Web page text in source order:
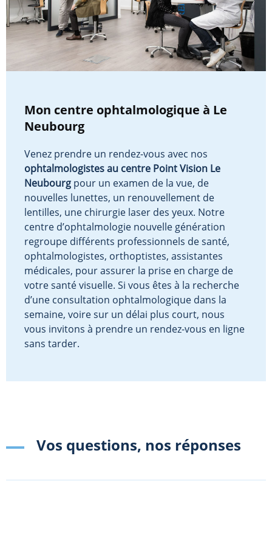
Mon centre ophtalmologique à Le
Neubourg
Venez prendre un rendez-vous avec nos
ophtalmologistes au centre Point Vision Le
Neubourg pour un examen de la vue, de
nouvelles lunettes, un renouvellement de
lentilles, une chirurgie laser des yeux. Notre
centre d’ophtalmologie nouvelle génération
regroupe différents professionnels de santé,
ophtalmologistes, orthoptistes, assistantes
médicales, pour assurer la prise en charge de
votre santé visuelle. Si vous êtes à la recherche
d’une consultation ophtalmologique dans la
semaine, voire sur un délai plus court, nous
vous invitons à prendre un rendez-vous en ligne
sans tarder.
Vos questions, nos réponses